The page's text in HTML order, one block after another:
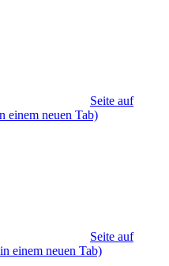
Seite auf
einem neuen Tab)
Seite auf
einem neuen Tab)